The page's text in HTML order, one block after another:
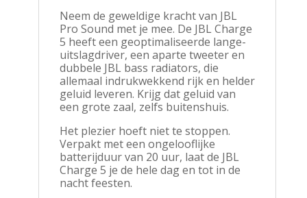
Neem de geweldige kracht van JBL
Pro Sound met je mee. De JBL Charge
5 heeft een geoptimaliseerde lange-
uitslagdriver, een aparte tweeter en
dubbele JBL bass radiators, die
allemaal indrukwekkend rijk en helder
geluid leveren. Krijg dat geluid van
een grote zaal, zelfs buitenshuis.
Het plezier hoeft niet te stoppen.
Verpakt met een ongelooflijke
batterijduur van 20 uur, laat de JBL
Charge 5 je de hele dag en tot in de
nacht feesten.